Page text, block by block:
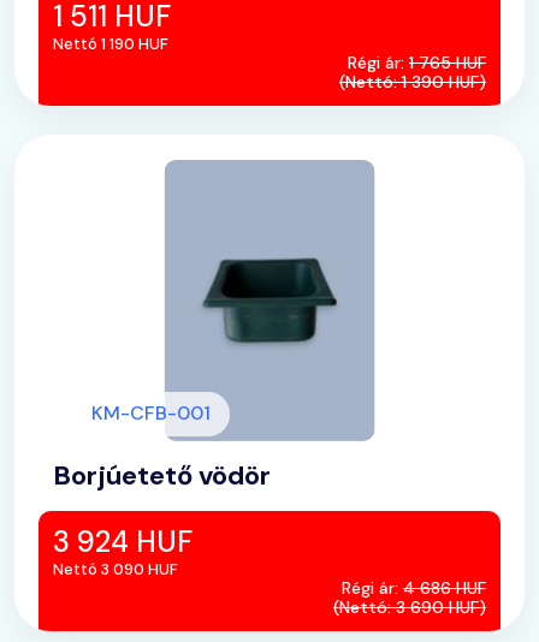
1 511 HUF
Nettó 1 190 HUF
Régi ár: 1 765 HUF
(Nettó: 1 390 HUF)
KM-CFB-001
Borjúetető vödör
3 924 HUF
Nettó 3 090 HUF
Régi ár: 4 686 HUF
(Nettó: 3 690 HUF)